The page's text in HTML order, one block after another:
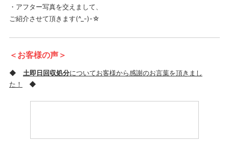
・アフター写真を交えまして、
ご紹介させて頂きます(^_-)-☆
＜お客様の声＞
◆ 土即日回収処分についてお客様から感謝のお言葉を頂きまし
た！
◆